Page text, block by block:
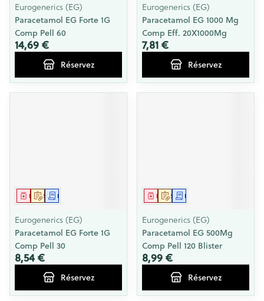
Eurogenerics (EG)
Paracetamol EG Forte 1G
Comp Pell 60
14,69 €
Réservez
Eurogenerics (EG)
Paracetamol EG 1000 Mg
Comp Eff. 20X1000Mg
7,81 €
Réservez
Sur prescription
MédicamentDemande écrite
Eurogenerics (EG)
Paracetamol EG Forte 1G
Comp Pell 30
8,54 €
Réservez
Sur prescription
MédicamentDemande écrite
Eurogenerics (EG)
Paracetamol EG 500Mg
Comp Pell 120 Blister
8,99 €
Réservez